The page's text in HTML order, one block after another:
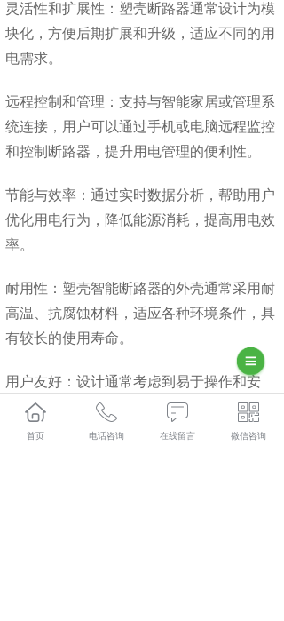
灵活性和扩展性：塑壳断路器通常设计为模
块化，方便后期扩展和升级，适应不同的用
电需求。
远程控制和管理：支持与智能家居或管理系
统连接，用户可以通过手机或电脑远程监控
和控制断路器，提升用电管理的便利性。
节能与效率：通过实时数据分析，帮助用户
优化用电行为，降低能源消耗，提高用电效
率。
耐用性：塑壳智能断路器的外壳通常采用耐
高温、抗腐蚀材料，适应各种环境条件，具
有较长的使用寿命。
用户友好：设计通常考虑到易于操作和安
装，用户可以轻松进行设置和使用。
首页 电话咨询 在线留言 微信咨询